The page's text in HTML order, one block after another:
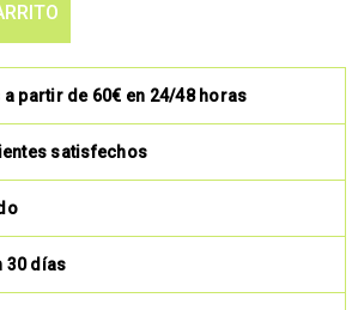
partir de 60€ en 24/48 horas
satisfechos
30 días